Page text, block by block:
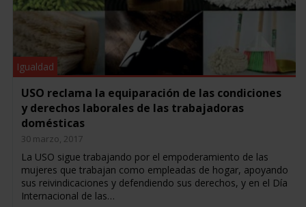
Igualdad
USO reclama la equiparación de las condiciones
y derechos laborales de las trabajadoras
domésticas
30 marzo, 2017
La USO sigue trabajando por el empoderamiento de las
mujeres que trabajan como empleadas de hogar, apoyando
sus reivindicaciones y defendiendo sus derechos, y en el Día
Internacional de las…